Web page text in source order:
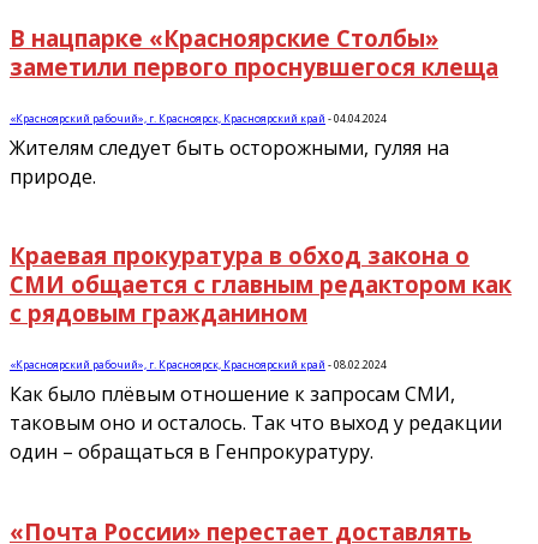
В нацпарке «Красноярские Столбы»
заметили первого проснувшегося клеща
«Красноярский рабочий», г. Красноярск, Красноярский край -04.04.2024
Жителям следует быть осторожными, гуляя на
природе.
Краевая прокуратура в обход закона о
СМИ общается с главным редактором как
с рядовым гражданином
«Красноярский рабочий», г. Красноярск, Красноярский край -08.02.2024
Как было плёвым отношение к запросам СМИ,
таковым оно и осталось. Так что выход у редакции
один – обращаться в Генпрокуратуру.
«Почта России» перестает доставлять